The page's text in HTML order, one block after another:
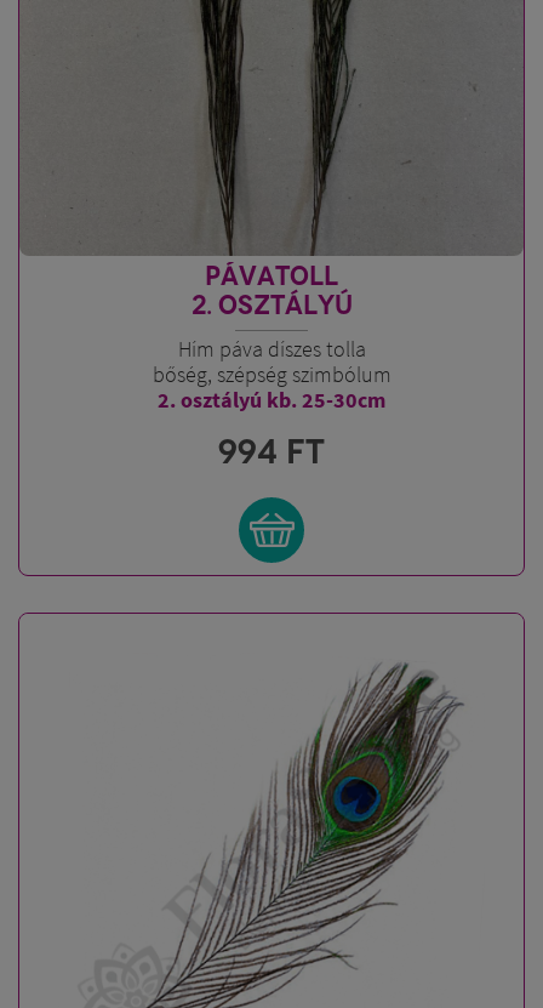
PÁVATOLL
2. OSZTÁLYÚ
Hím páva díszes tolla
bőség, szépség szimbólum
2. osztályú kb. 25-30cm
994 FT